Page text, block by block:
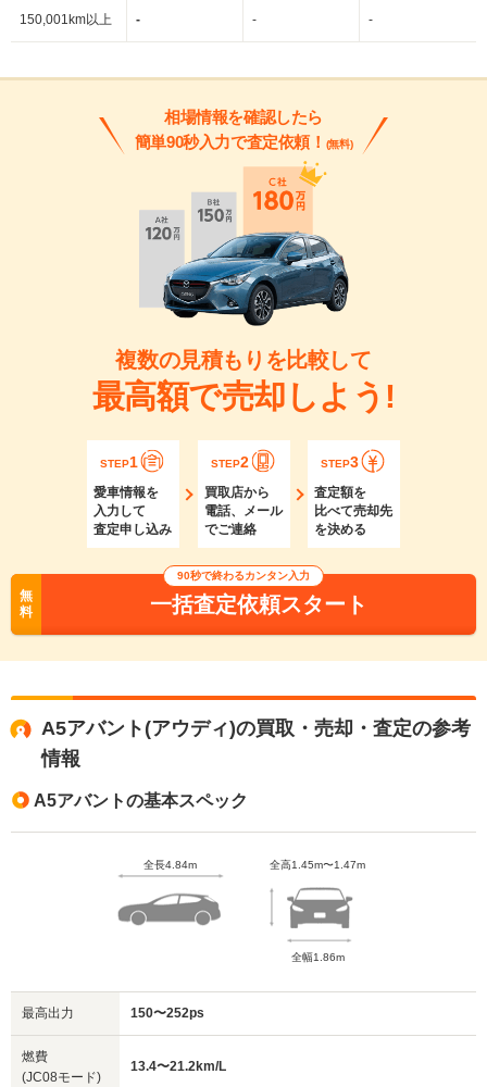
150,001km以上 - - -
相場情報を確認したら
簡単90秒入力で査定依頼！ (無料)
複数の見積もりを比較して
最高額で売却しよう!
STEP1
愛車情報を
入力して
査定申し込み
STEP2
買取店から
電話、メール
でご連絡
STEP3
査定額を
比べて売却先
を決める
無
料
90秒で終わるカンタン入力
一括査定依頼スタート
A5アバント(アウディ)の買取・売却・査定の参考
情報
A5アバントの基本スペック
全長4.84m 全高1.45m〜1.47m
全幅1.86m
最高出力 150〜252ps
燃費
(JC08モード)
13.4〜21.2km/L